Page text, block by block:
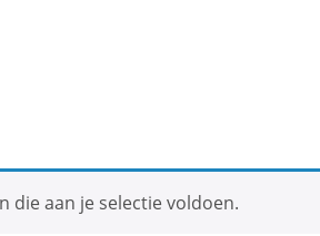
die aan je selectie voldoen.